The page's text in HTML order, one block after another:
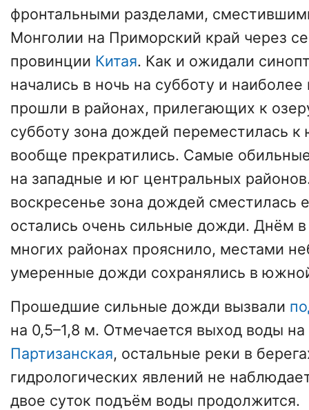
фронтальными разделами,
Монголии на Приморский край через
провинции Китая. Как и ожидали
начались в ночь на субботу и
прошли в районах, прилегающих к
субботу зона дождей переместилась к
вообще прекратились. Самые
на западные и юг центральных
воскресенье зона дождей
остались очень сильные дожди. Днём
многих районах прояснило, местами
умеренные дожди сохранялись в
Прошедшие сильные дожди вызвали
на 0,5–1,8 м. Отмечается выход воды
Партизанская, остальные реки в
гидрологических явлений не
двое суток подъём воды продолжится.